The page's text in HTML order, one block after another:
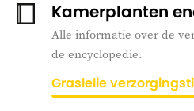
Kamerplanten
Alle informatie over de
de encyclopedie.
Graslelie